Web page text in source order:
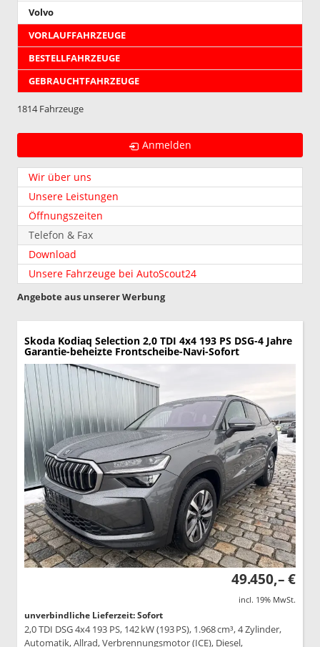
Volvo
VORLAUFFAHRZEUGE
BESTELLFAHRZEUGE
GEBRAUCHTFAHRZEUGE
1814 Fahrzeuge
Anmelden
Wir über uns
Unsere Leistungen
Öffnungszeiten
Telefon & Fax
Download
Unsere Fahrzeuge bei AutoScout24
Angebote aus unserer Werbung
Skoda Kodiaq Selection 2,0 TDI 4x4 193 PS DSG-4 Jahre
Garantie-beheizte Frontscheibe-Navi-Sofort
49.450,– €
incl. 19% MwSt.
unverbindliche Lieferzeit: Sofort
2,0 TDI DSG 4x4 193 PS, 142 kW (193 PS), 1.968 cm³, 4 Zylinder,
Automatik, Allrad, Verbrennungsmotor (ICE), Diesel,